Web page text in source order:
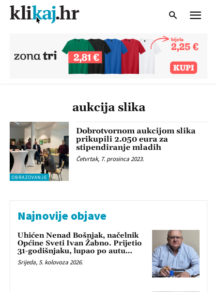
aukcija slika
OBRAZOVANJE
Dobrotvornom aukcijom slika
prikupili 2.050 eura za
stipendiranje mladih
Četvrtak, 7. prosinca 2023.
Najnovije objave
Uhićen Nenad Bošnjak, načelnik
Općine Sveti Ivan Žabno. Prijetio
31-godišnjaku, lupao po autu…
Srijeda, 5. kolovoza 2026.